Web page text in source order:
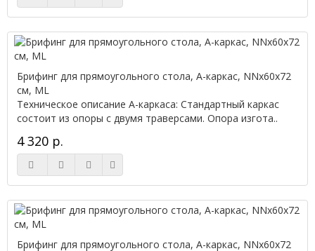
Брифинг для прямоугольного стола, А-каркас, NNx60х72
см, ML
Техническое описание А-каркаса: Стандартный каркас
состоит из опоры с двумя траверсами. Опора изгота..
4 320 р.
Брифинг для прямоугольного стола, А-каркас, NNx60х72